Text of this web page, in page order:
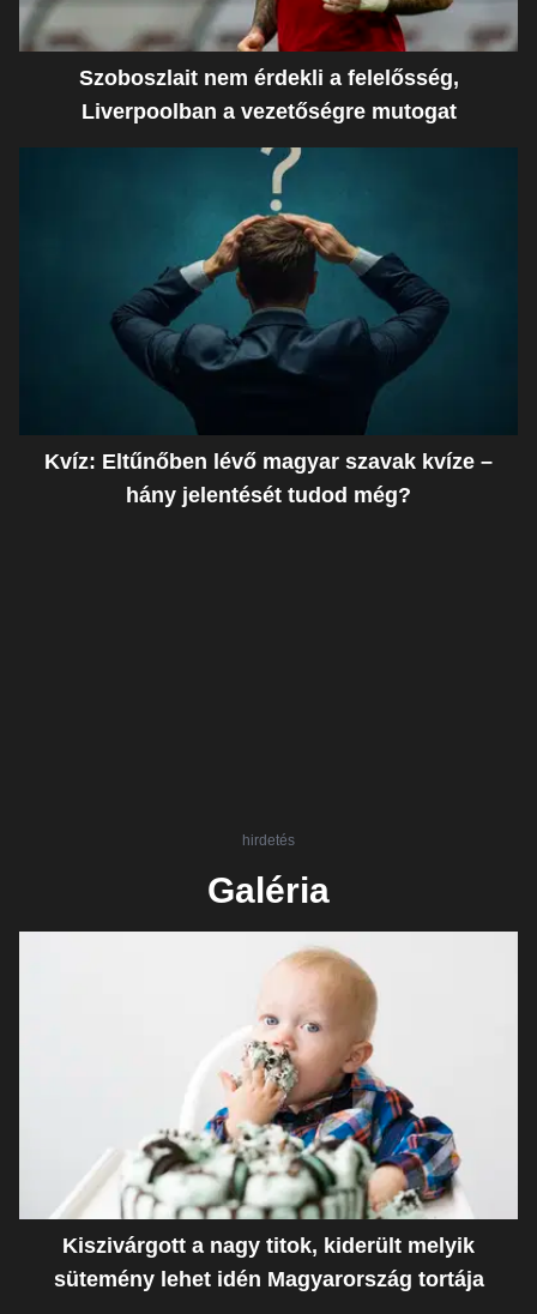
Szoboszlait nem érdekli a felelősség,
Liverpoolban a vezetőségre mutogat
Kvíz: Eltűnőben lévő magyar szavak kvíze –
hány jelentését tudod még?
hirdetés
Galéria
Kiszivárgott a nagy titok, kiderült melyik
sütemény lehet idén Magyarország tortája